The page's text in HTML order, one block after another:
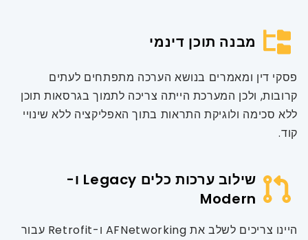
מבנה תוכן דינמי
פסקי דין ומאמרים בנושא הערכה מתפתחים לעתים
קרובות, ולכן המערכת הייתה צריכה לתמוך בגרסאות תוכן
ללא סכימה ולוגיקת התראות בתוך האפליקציה ללא שינויי
קוד.
שילוב ערכות כלים Legacy ו-
Modern
היינו צריכים לשלב את AFNetworking ו-Retrofit עבור